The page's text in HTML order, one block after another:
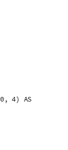
4) AS